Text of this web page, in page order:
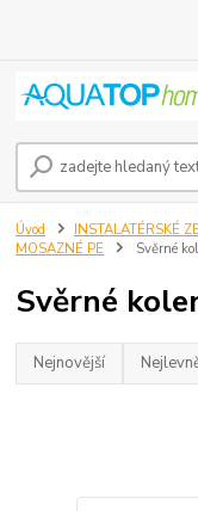
Úvod INSTALATÉRSKÉ
MOSAZNÉ PE
Svěrné
Svěrné
Nejnovější